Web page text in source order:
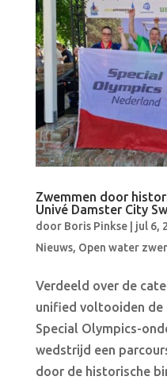
Zwemmen door
Univé Damster City
door Boris Pinkse| jul 6,
Nieuws, Open water
Verdeeld over de
unified voltooiden de
Special Olympics-
wedstrijd een
door de historische